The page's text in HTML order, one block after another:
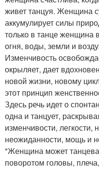
живет танцуя. Женщина
аккумулирует силы
только в танце женщина
огня, воды, земли и
Изменчивость
окрыляет, дает
новой жизни, новому
этот принцип
Здесь речь идет о
одна и танцует,
изменчивости, легкости,
неожиданности, мощь и
"Женщина может
поворотом головы,